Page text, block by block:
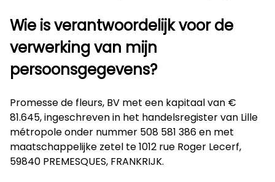
Wie is verantwoordelijk voor de
verwerking van mijn
persoonsgegevens?
Promesse de fleurs, BV met een kapitaal van €
81.645, ingeschreven in het handelsregister van Lille
métropole onder nummer 508 581 386 en met
maatschappelijke zetel te 1012 rue Roger Lecerf,
59840 PREMESQUES, FRANKRIJK.